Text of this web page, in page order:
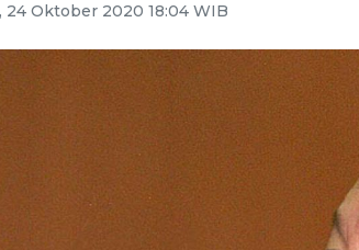
24 Oktober 2020 18:04 WIB